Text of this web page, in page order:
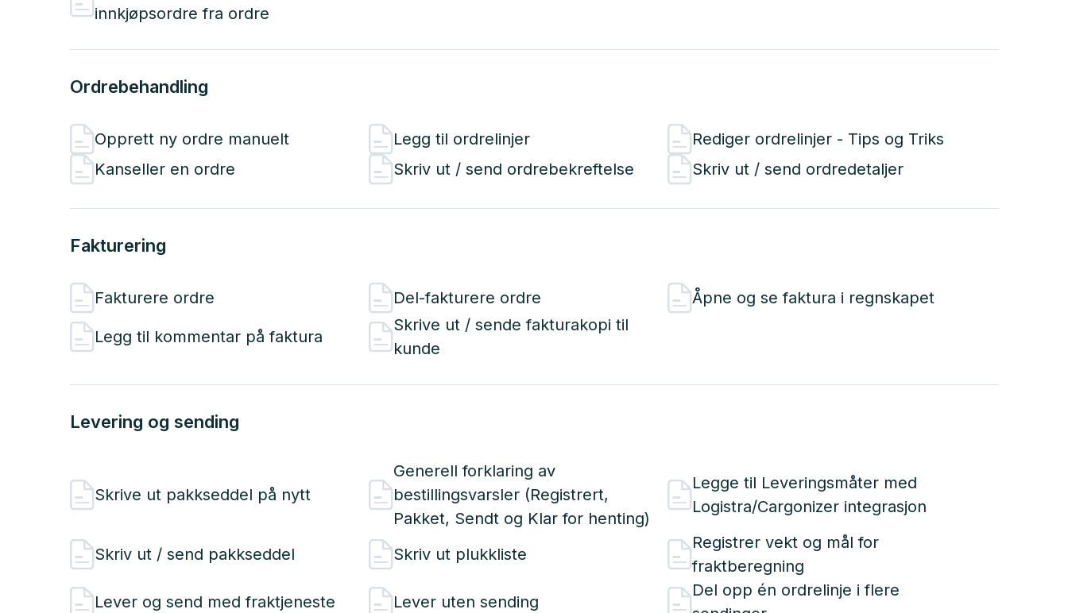
innkjøpsordre fra ordre
Ordrebehandling
Opprett ny ordre manuelt Legg til ordrelinjer
Rediger ordrelinjer - Tips og Triks
Kanseller en ordre
Skriv ut / send ordrebekreftelse Skriv ut / send ordredetaljer
Fakturering
Fakturere ordre Del-fakturere ordre Åpne og se faktura i regnskapet
Legg til kommentar på faktura
Skrive ut / sende fakturakopi til
kunde
Levering og sending
Skrive ut pakkseddel på nytt
Generell forklaring av
bestillingsvarsler (Registrert,
Pakket, Sendt og Klar for henting)
Legge til Leveringsmåter med
Logistra/Cargonizer integrasjon
Skriv ut / send pakkseddel Skriv ut plukkliste
Registrer vekt og mål for
fraktberegning
Lever og send med fraktjeneste
Lever uten sending
Del opp én ordrelinje i flere